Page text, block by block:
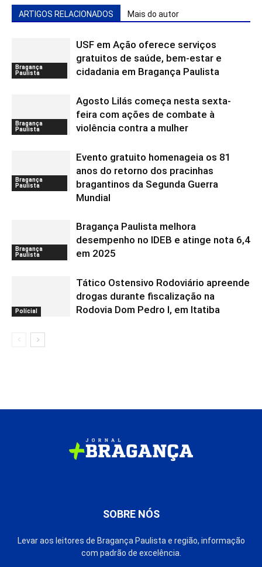
ARTIGOS RELACIONADOS Mais do autor
Bragança
Paulista
USF em Ação oferece serviços
gratuitos de saúde, bem-estar e
cidadania em Bragança Paulista
Bragança
Paulista
Agosto Lilás começa nesta sexta-
feira com ações de combate à
violência contra a mulher
Bragança
Paulista
Evento gratuito homenageia os 81
anos do retorno dos pracinhas
bragantinos da Segunda Guerra
Mundial
Bragança
Paulista
Bragança Paulista melhora
desempenho no IDEB e atinge nota 6,4
em 2025
Polícial
Tático Ostensivo Rodoviário apreende
drogas durante fiscalização na
Rodovia Dom Pedro I, em Itatiba
SOBRE NÓS
Levar aos leitores de Bragança Paulista e região, informação
com padrão de excelência.